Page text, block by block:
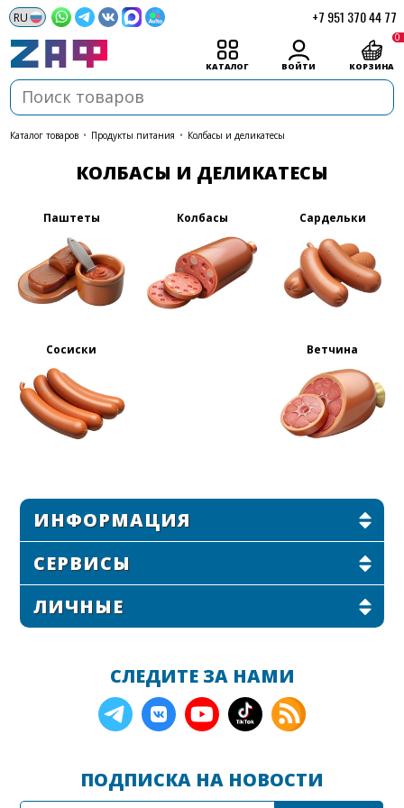
+7 951 370 44 77
КАТАЛОГ ВОЙТИ КОРЗИНА
0
каталог товаров • Продукты питания • Колбасы и деликатесы
КОЛБАСЫ И ДЕЛИКАТЕСЫ
Паштеты Колбасы Сардельки
Сосиски Ветчина
ИНФОРМАЦИЯ
СЕРВИСЫ
ЛИЧНЫЕ
СЛЕДИТЕ ЗА НАМИ
ПОДПИСКА НА НОВОСТИ